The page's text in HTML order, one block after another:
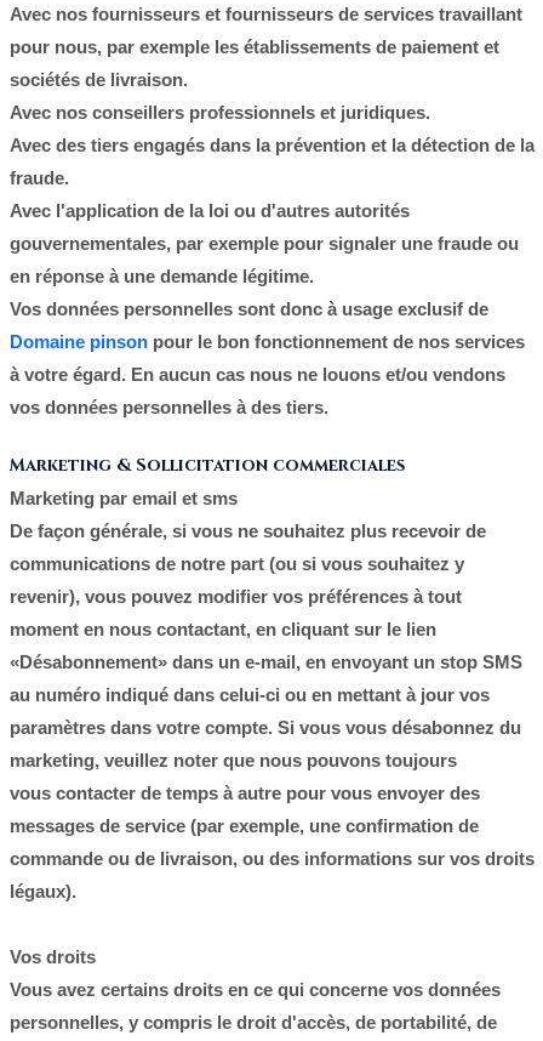
Avec nos fournisseurs et fournisseurs de services travaillant
pour nous, par exemple les établissements de paiement et
sociétés de livraison.
Avec nos conseillers professionnels et juridiques.
Avec des tiers engagés dans la prévention et la détection de la
fraude.
Avec l'application de la loi ou d'autres autorités
gouvernementales, par exemple pour signaler une fraude ou
en réponse à une demande légitime.
Vos données personnelles sont donc à usage exclusif de
Domaine pinsonpour le bon fonctionnement de nos services
à votre égard. En aucun cas nous ne louons et/ou vendons
vos données personnelles à des tiers.
Marketing & Sollicitation commerciales
Marketing par email et sms
De façon générale, si vous ne souhaitez plus recevoir de
communications de notre part (ou si vous souhaitez y
revenir), vous pouvez modifier vos préférences à tout
moment en nous contactant, en cliquant sur le lien
«Désabonnement» dans un e-mail, en envoyant un stop SMS
au numéro indiqué dans celui-ci ou en mettant à jour vos
paramètres dans votre compte. Si vous vous désabonnez du
marketing, veuillez noter que nous pouvons toujours
vous contacter de temps à autre pour vous envoyer des
messages de service (par exemple, une confirmation de
commande ou de livraison, ou des informations sur vos droits
légaux).
Vos droits
Vous avez certains droits en ce qui concerne vos données
personnelles, y compris le droit d'accès, de portabilité, de